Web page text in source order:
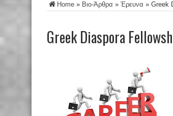
Home » Βιο-Άρθρα » Έρευνα » Greek
Greek Diaspora